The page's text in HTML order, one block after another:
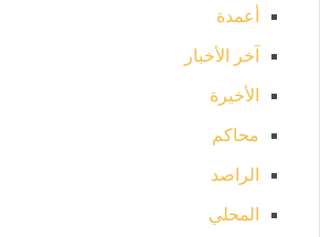
أعمدة
آخر الأخبار
الأخيرة
محاكم
الراصد
المحلي